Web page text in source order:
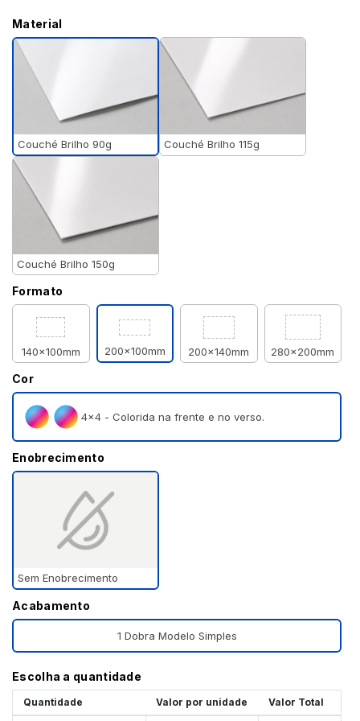
Material
Couché Brilho 90g Couché Brilho 115g
Couché Brilho 150g
Formato
140x100mm 200x100mm 200x140mm 280x200mm
Cor
4×4 - Colorida na frente e no verso.
Enobrecimento
Sem Enobrecimento
Acabamento
1 Dobra Modelo Simples
Escolha a quantidade
Quantidade Valor por unidade Valor Total